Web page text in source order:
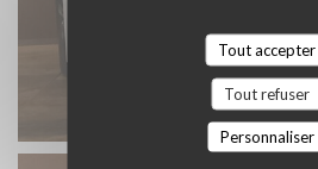
Tout accepter
Tout refuser
Personnaliser